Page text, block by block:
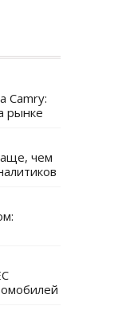
Camry:
рынке
чем